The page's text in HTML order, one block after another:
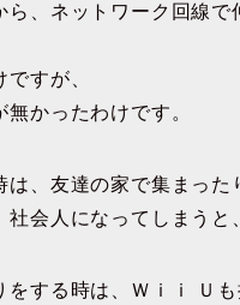
ら、ネットワーク回線
すが、
かったわけです。
、友達の家で集まった
会人になってしまうと
する時は、Ｗｉｉ Ｕ